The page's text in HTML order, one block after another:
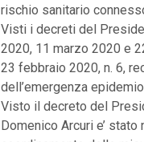
rischio sanitario
Visti i decreti del
2020, 11 marzo 2020 e
23 febbraio 2020, n. 6,
dell’emergenza
Visto il decreto del
Domenico Arcuri e’